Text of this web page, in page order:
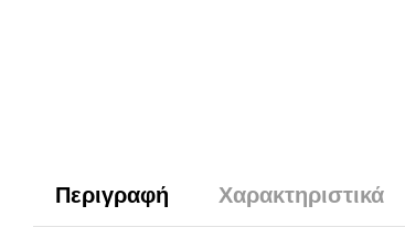
Περιγραφή Χαρακτηριστικά